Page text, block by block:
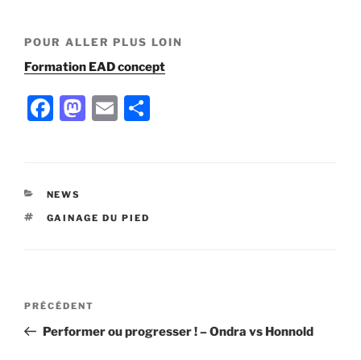
POUR ALLER PLUS LOIN
Formation EAD concept
F
e
b
M
d
E
CATÉGORIES
NEWS
ÉTIQUETTES
GAINAGE DU PIED
Navigation
l’article
Article
précédent
PRÉCÉDENT
Performer ou progresser ! – Ondra vs Honnold